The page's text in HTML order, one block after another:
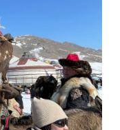
カザフ鷹匠文